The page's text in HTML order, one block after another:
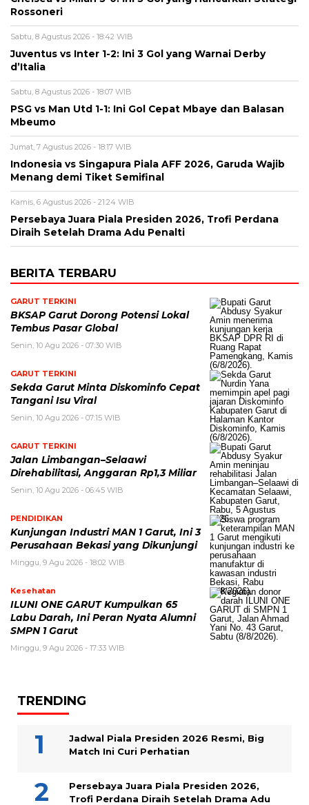
Rossoneri
Sabtu, 8 Agustus 2026 - 18:42 WIB
Juventus vs Inter 1-2: Ini 3 Gol yang Warnai Derby
d’Italia
Sabtu, 8 Agustus 2026 - 18:07 WIB
PSG vs Man Utd 1-1: Ini Gol Cepat Mbaye dan Balasan
Mbeumo
Jumat, 7 Agustus 2026 - 18:17 WIB
Indonesia vs Singapura Piala AFF 2026, Garuda Wajib
Menang demi Tiket Semifinal
Kamis, 6 Agustus 2026 - 21:24 WIB
Persebaya Juara Piala Presiden 2026, Trofi Perdana
Diraih Setelah Drama Adu Penalti
BERITA TERBARU
GARUT TERKINI
BKSAP Garut Dorong Potensi Lokal
Tembus Pasar Global
Senin, 10 Agu 2026 - 07:30 WIB
GARUT TERKINI
Sekda Garut Minta Diskominfo Cepat
Tangani Isu Viral
Senin, 10 Agu 2026 - 07:15 WIB
GARUT TERKINI
Jalan Limbangan–Selaawi
Direhabilitasi, Anggaran Rp1,3 Miliar
Senin, 10 Agu 2026 - 06:45 WIB
PENDIDIKAN
Kunjungan Industri MAN 1 Garut, Ini 3
Perusahaan Bekasi yang Dikunjungi
Minggu, 9 Agu 2026 - 18:02 WIB
Kesehatan
ILUNI ONE GARUT Kumpulkan 65
Labu Darah, Ini Peran Nyata Alumni
SMPN 1 Garut
Minggu, 9 Agu 2026 - 17:33 WIB
TRENDING
Jadwal Piala Presiden 2026 Resmi, Big
Match Ini Curi Perhatian
Persebaya Juara Piala Presiden 2026,
Trofi Perdana Diraih Setelah Drama Adu